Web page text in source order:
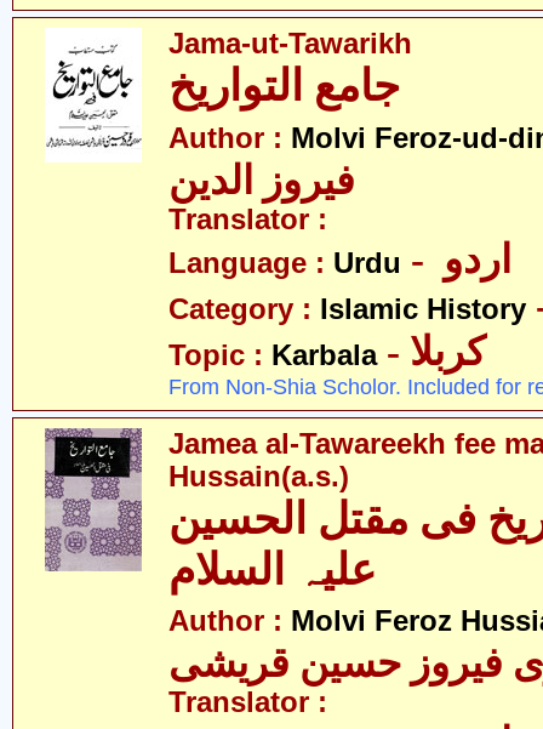
Jama-ut-Tawarikh
Author : Molvi Feroz-ud-
Translator :
Language : Urdu
Category : Islamic History
Topic : Karbala - کربلا
From Non-Shia Scholor. Included for
Jamea al-Tawareekh fee
Hussain(a.s.)
فی مقتل الحسین
علیہ السلام
Author : Molvi Feroz
Translator :